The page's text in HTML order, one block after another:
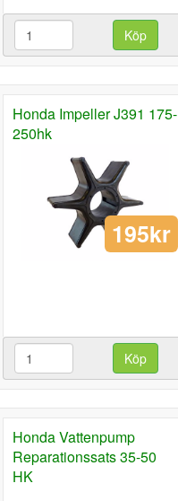
Köp
Honda Impeller J391 175-
250hk
195kr
Köp
Honda Vattenpump
Reparationssats 35-50
HK